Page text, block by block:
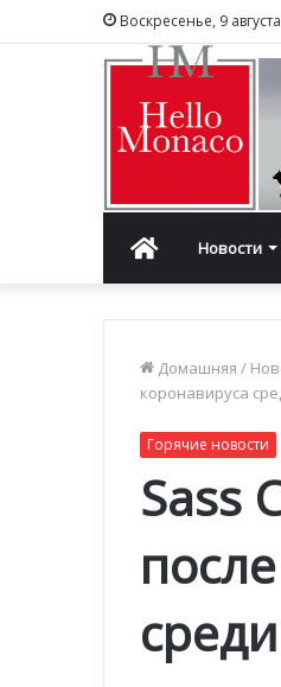
Воскресенье, 9
ГлавнаяНовости
Домашняя /
коронавируса
Горячие новости
Sass